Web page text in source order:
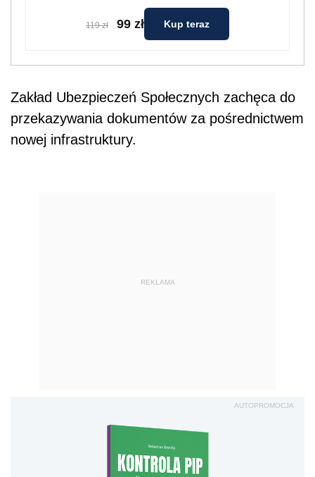
119 zł 99 zł Kup teraz
Zakład Ubezpieczeń Społecznych zachęca do
przekazywania dokumentów za pośrednictwem
nowej infrastruktury.
REKLAMA
AUTOPROMOCJA